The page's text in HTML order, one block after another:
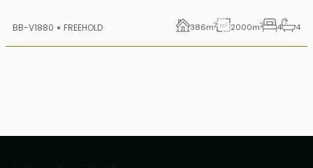
BB-V1880 FREEHOLD 386m2 2000m2 4 4